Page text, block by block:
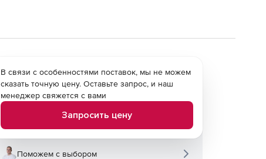
В связи с особенностями поставок, мы не можем
сказать точную цену. Оставьте запрос, и наш
менеджер свяжется с вами
Запросить цену
Поможем с выбором